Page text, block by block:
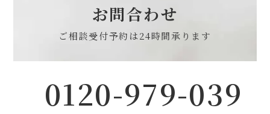
お問合わせ
ご相談受付予約は24時間承ります
0120-979-039